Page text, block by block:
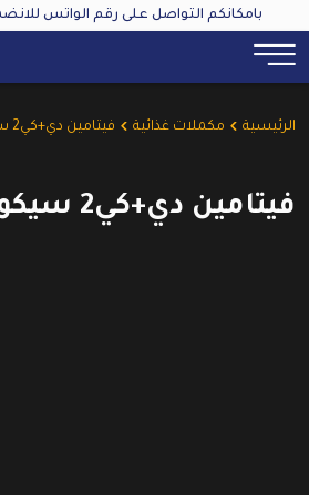
بامكانكم التواصل على رقم الواتس
الرئيسية مكملات غذائية فيتامين دي+كي2 سيكويا
فيتامين دي+كي2 سيكويا